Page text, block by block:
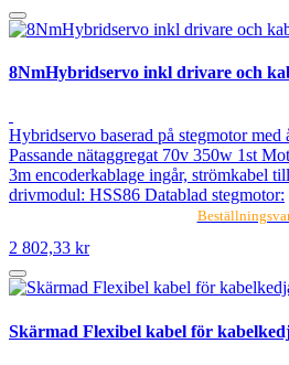
8NmHybridservo inkl drivare och
Hybridservo baserad på stegmotor
Passande nätaggregat 70v 350w 1st
3m encoderkablage ingår, strömkabel
drivmodul: HSS86 Datablad stegmotor:
2 802,33 kr
Skärmad Flexibel kabel för